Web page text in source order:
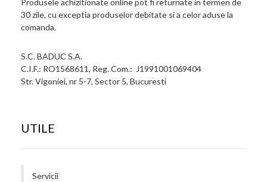
Produsele achizitionate online pot fi returnate in termen de
30 zile, cu exceptia produselor debitate si a celor aduse la
comanda.
S.C. BADUC S.A.
C.I.F.: RO1568611, Reg. Com.: J1991001069404
Str. Vigoniei, nr 5-7, Sector 5, Bucuresti
UTILE
Servicii